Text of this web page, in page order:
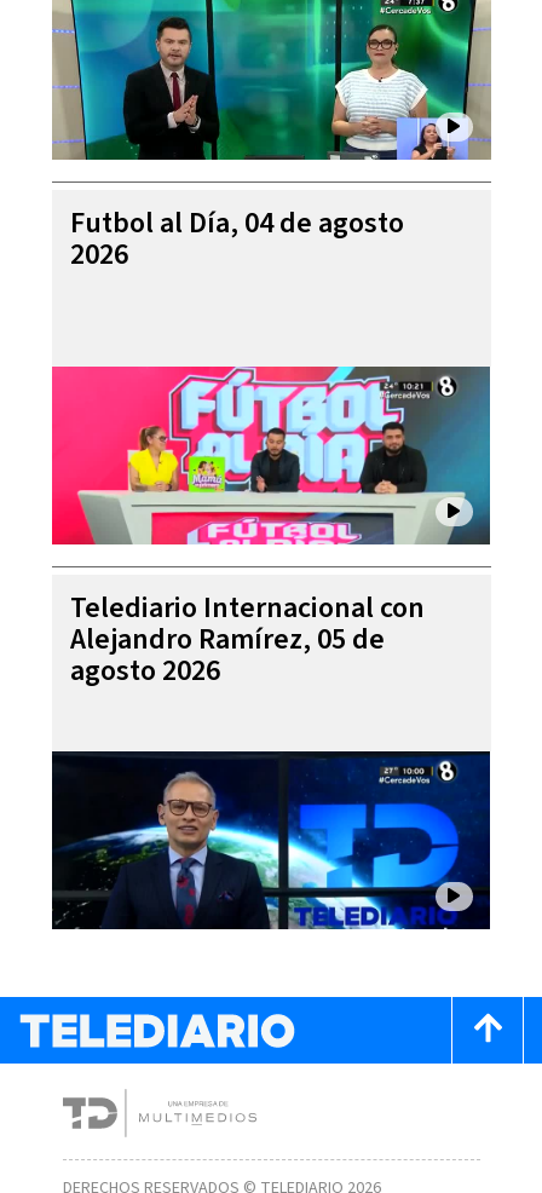
Futbol al Día, 04 de agosto
2026
Telediario Internacional con
Alejandro Ramírez, 05 de
agosto 2026
DERECHOS RESERVADOS © TELEDIARIO 2026